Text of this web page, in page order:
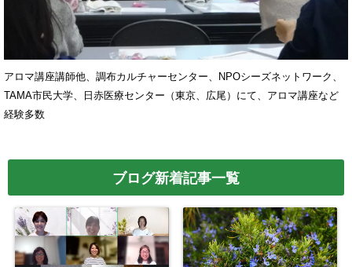
アロマ講座講師他、調布カルチャーセンター、NPOシーズネットワーク、
TAMA市民大学、日赤医療センター（東京、広尾）にて、アロマ講座など
経験多数
ブログ新着記事一覧